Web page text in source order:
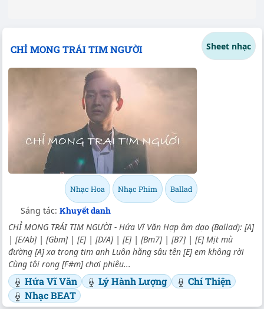
CHỈ MONG TRÁI TIM NGƯỜI Sheet nhạc
Nhạc Hoa Nhạc Phim Ballad
Sáng tác: Khuyết danh
CHỈ MONG TRÁI TIM NGƯỜI - Hứa Vĩ Văn Hợp âm dạo (Ballad): [A]
| [E/Ab] | [Gbm] | [E] | [D/A] | [E] | [Bm7] | [B7] | [E] Mịt mù
đường [A] xa trong tim anh Luôn hằng sâu tên [E] em không rời
Cùng tôi rong [F#m] chơi phiêu...
Hứa Vĩ Văn Lý Hành Lượng
Chí Thiện
Nhạc BEAT